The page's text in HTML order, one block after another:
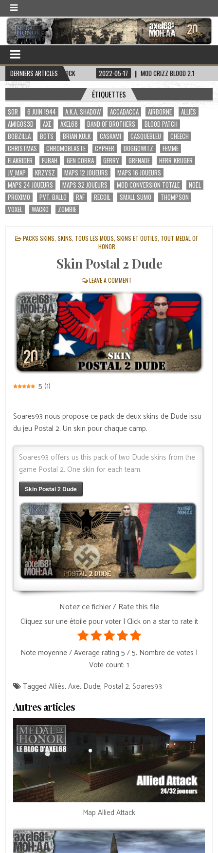
DERNIERS ARTICLES
HADDOCK 2022-05-17 MOD CRIZZ BLOOD 2.1 2022-05-01
ÉTIQUETTES
$OR 6 JUIN 1944 A.K.A. SHADOW ACCADACCA AIRBORNE
ALLIÉS
AMIGOS3D
AXE AXEL68 BAND OF BROTHERS
BLOOD PATCH
BOBZILLA
BOTS BRIAN KULK CASKAMI CASQUEBLEU
CHEECH
CHRISTMAS
CHROMOBLASTE CYPHER DOGGOWITZ
FEMME
FLAKRIDER
FUBAH GEN COBRA GERRY GRENADE
HERR_KRUGER
JV_MAP
KRZYSZ MAPS 12 JOUEURS
MAPS 16 JOUEURS
MAPS 24 JOUEURS
MAPS 32 JOUEURS MOD CONVERSION TOTALE
NOËL
PROXIMO
PVT. BALLO RAF RECOIL SMALL SUMO
THOMPSON
VOXEL
WACKO ZOMBIE
POSTED
PACKS SKINS SKINS TOUS LES MODS, SKINS ET OUTILS TOUT MEDAL OF
HONOR
Skin Postal 2 Dude
LEAVE A COMMENT
5 (1)
Soares93 nous propose ce pack de deux skins de Dude issu
du jeu Postal 2. Un skin pour chaque camp.
Soares93 offers us this pack of two Dude skins from the
game Postal 2. One skin for each team.
Skin Postal 2 Dude
Notez ce fichier / Rate this file
Cliquez sur une étoile pour voter | Click on a star to rate it
Note moyenne / Average rating 5 / 5. Nombre de votes |
Vote count: 1
TaggedAlliés,Axe, Dude, Postal 2, Soares93
Autres articles
Map Allied Attack